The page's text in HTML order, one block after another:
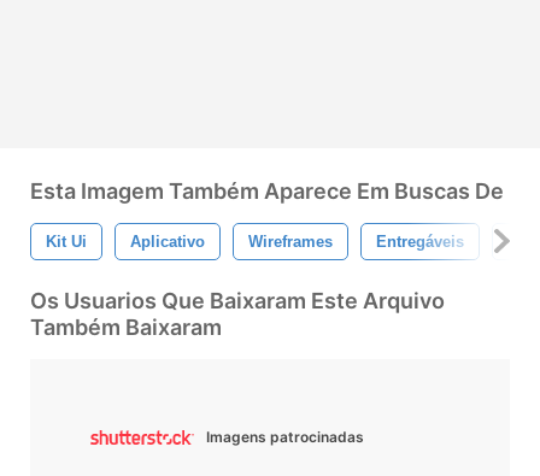
Esta Imagem Também Aparece Em Buscas De
Kit Ui Aplicativo Wireframes Entregáveis
Os Usuarios Que Baixaram Este Arquivo
Também Baixaram
Imagens patrocinadas